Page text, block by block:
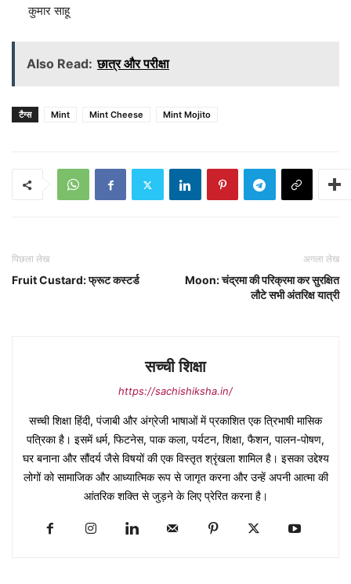
कुमार साहू
Also Read: छात्र और परीक्षा
टैग्स Mint Mint Cheese Mint Mojito
पिछला लेख
Fruit Custard: फ्रूट कस्टर्ड
अगला लेख
Moon: चंद्रमा की परिक्रमा कर सुरक्षित
लौटे सभी अंतरिक्ष यात्री
सच्ची शिक्षा
https://sachishiksha.in/
सच्ची शिक्षा हिंदी, पंजाबी और अंग्रेजी भाषाओं में प्रकाशित एक त्रिभाषी मासिक
पत्रिका है। इसमें धर्म, फिटनेस, पाक कला, पर्यटन, शिक्षा, फैशन, पालन-पोषण,
घर बनाना और सौंदर्य जैसे विषयों की एक विस्तृत श्रृंखला शामिल है। इसका उद्देश्य
लोगों को सामाजिक और आध्यात्मिक रूप से जागृत करना और उन्हें अपनी आत्मा की
आंतरिक शक्ति से जुड़ने के लिए प्रेरित करना है।